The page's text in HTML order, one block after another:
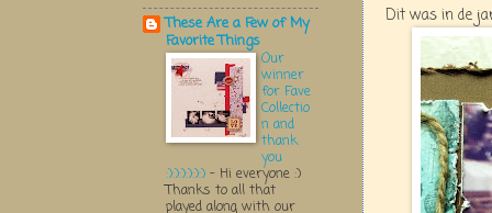
Dit was in de
These Are a Few of My
Favorite Things
Our
winner
for Fave
Collectio
n and
thank
you
:):):):):):) - Hi everyone :)
Thanks to all that
played along with our